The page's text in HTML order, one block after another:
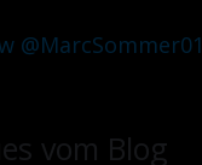
@MarcSommer01
vom Blog